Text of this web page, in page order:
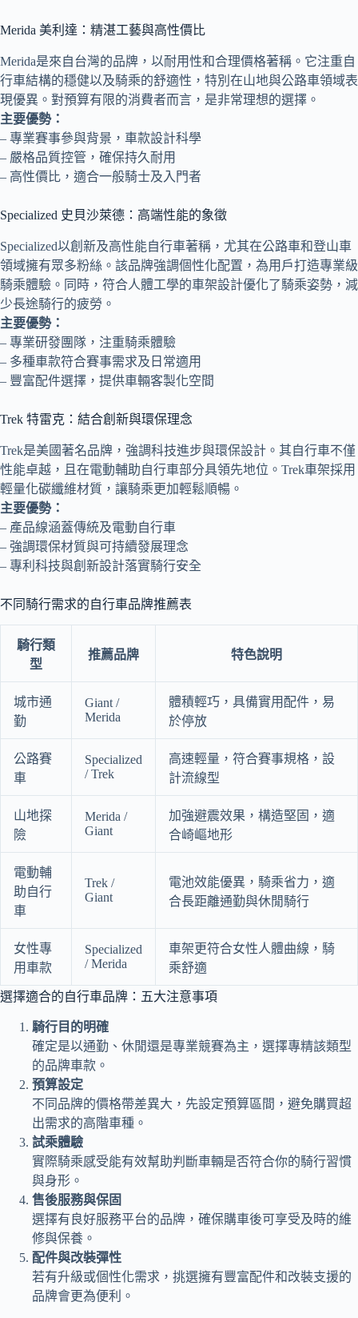
Merida 美利達：精湛工藝與高性價比
Merida是來自台灣的品牌，以耐用性和合理價格著稱。它注重自
行車結構的穩健以及騎乘的舒適性，特別在山地與公路車領域表
現優異。對預算有限的消費者而言，是非常理想的選擇。
主要優勢：
– 專業賽事參與背景，車款設計科學
– 嚴格品質控管，確保持久耐用
– 高性價比，適合一般騎士及入門者
Specialized 史貝沙萊德：高端性能的象徵
Specialized以創新及高性能自行車著稱，尤其在公路車和登山車
領域擁有眾多粉絲。該品牌強調個性化配置，為用戶打造專業級
騎乘體驗。同時，符合人體工學的車架設計優化了騎乘姿勢，減
少長途騎行的疲勞。
主要優勢：
– 專業研發團隊，注重騎乘體驗
– 多種車款符合賽事需求及日常適用
– 豐富配件選擇，提供車輛客製化空間
Trek 特雷克：結合創新與環保理念
Trek是美國著名品牌，強調科技進步與環保設計。其自行車不僅
性能卓越，且在電動輔助自行車部分具領先地位。Trek車架採用
輕量化碳纖維材質，讓騎乘更加輕鬆順暢。
主要優勢：
– 產品線涵蓋傳統及電動自行車
– 強調環保材質與可持續發展理念
– 專利科技與創新設計落實騎行安全
不同騎行需求的自行車品牌推薦表
騎行類
型
推薦品牌 特色說明
城市通
勤
Giant /
Merida
體積輕巧，具備實用配件，易
於停放
公路賽
車
Specialized
/ Trek
高速輕量，符合賽事規格，設
計流線型
山地探
險
Merida /
Giant
加強避震效果，構造堅固，適
合崎嶇地形
電動輔
助自行
車
Trek /
Giant
電池效能優異，騎乘省力，適
合長距離通勤與休閒騎行
女性專
用車款
Specialized
/ Merida
車架更符合女性人體曲線，騎
乘舒適
選擇適合的自行車品牌：五大注意事項
騎行目的明確
確定是以通勤、休閒還是專業競賽為主，選擇專精該類型
的品牌車款。
預算設定
不同品牌的價格帶差異大，先設定預算區間，避免購買超
出需求的高階車種。
試乘體驗
實際騎乘感受能有效幫助判斷車輛是否符合你的騎行習慣
與身形。
售後服務與保固
選擇有良好服務平台的品牌，確保購車後可享受及時的維
修與保養。
配件與改裝彈性
若有升級或個性化需求，挑選擁有豐富配件和改裝支援的
品牌會更為便利。